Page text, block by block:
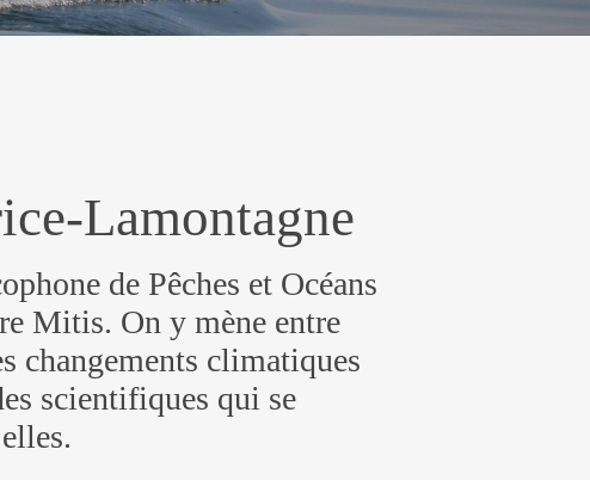
Lamontagne
de Pêches et Océans
Mitis. On y mène entre
changements climatiques
scientifiques qui se